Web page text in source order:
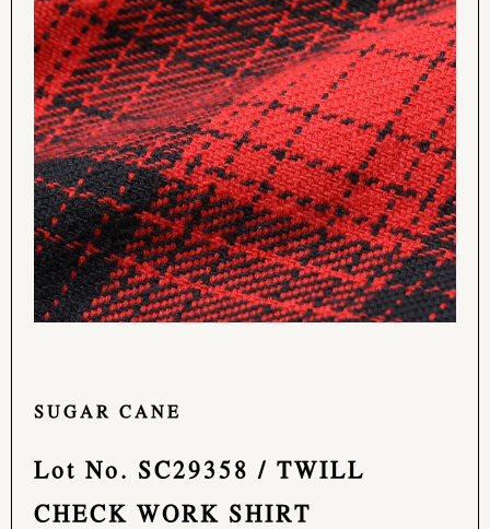
SUGAR CANE
Lot No. SC29358 / TWILL
CHECK WORK SHIRT